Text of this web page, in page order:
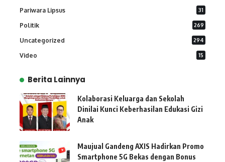
Pariwara Lipsus 31
Politik 269
Uncategorized 294
Video 15
Berita Lainnya
Kolaborasi Keluarga dan Sekolah
Dinilai Kunci Keberhasilan Edukasi Gizi
Anak
Maujual Gandeng AXIS Hadirkan Promo
Smartphone 5G Bekas dengan Bonus